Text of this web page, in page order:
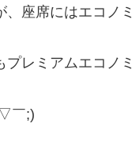
座席にはエコノ
レミアムエコノ
￣;)